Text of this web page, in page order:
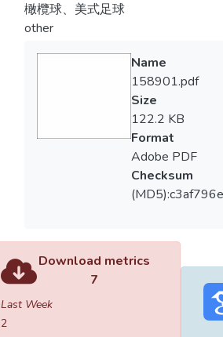
橄欖球、美式足球
other
Name
158901.pdf
Size
122.2 KB
Format
Adobe PDF
Checksum
Download metrics
7
Last Week
2